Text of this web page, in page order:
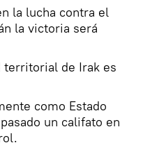
la lucha contra el
la victoria será
territorial de Irak es
como Estado
un califato en